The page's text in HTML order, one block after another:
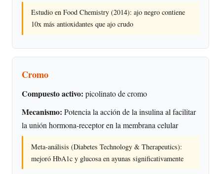
Estudio en Food Chemistry (2014): ajo negro contiene
10x más antioxidantes que ajo crudo
Cromo
Compuesto activo: picolinato de cromo
Mecanismo: Potencia la acción de la insulina al facilitar
la unión hormona-receptor en la membrana celular
Meta-análisis (Diabetes Technology & Therapeutics):
mejoró HbA1c y glucosa en ayunas significativamente